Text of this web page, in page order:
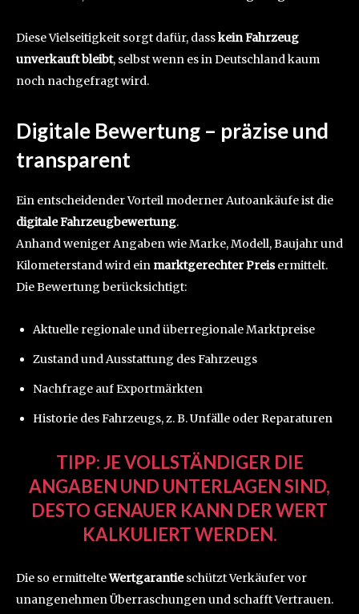
Diese Vielseitigkeit sorgt dafür, dasskein Fahrzeug
unverkauft bleibt, selbst wenn es in Deutschland kaum
noch nachgefragt wird.
Digitale Bewertung – präzise und
transparent
Ein entscheidender Vorteil moderner Autoankäufe ist die
digitale Fahrzeugbewertung.
Anhand weniger Angaben wie Marke, Modell, Baujahr und
Kilometerstand wird ein marktgerechter Preisermittelt.
Die Bewertung berücksichtigt:
Aktuelle regionale und überregionale Marktpreise
Zustand und Ausstattung des Fahrzeugs
Nachfrage auf Exportmärkten
Historie des Fahrzeugs, z. B. Unfälle oder Reparaturen
TIPP:JE VOLLSTÄNDIGER DIE
ANGABEN UND UNTERLAGEN SIND,
DESTO GENAUER KANN DER WERT
KALKULIERT WERDEN.
Die so ermittelteWertgarantieschützt Verkäufer vor
unangenehmen Überraschungen und schafft Vertrauen.